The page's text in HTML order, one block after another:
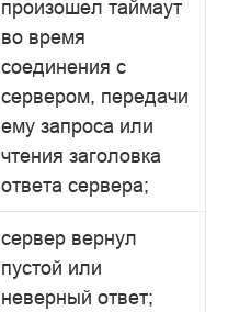
произошел таймаут
во время
соединения с
сервером, передачи
ему запроса или
чтения заголовка
ответа сервера;
сервер вернул
пустой или
неверный ответ;